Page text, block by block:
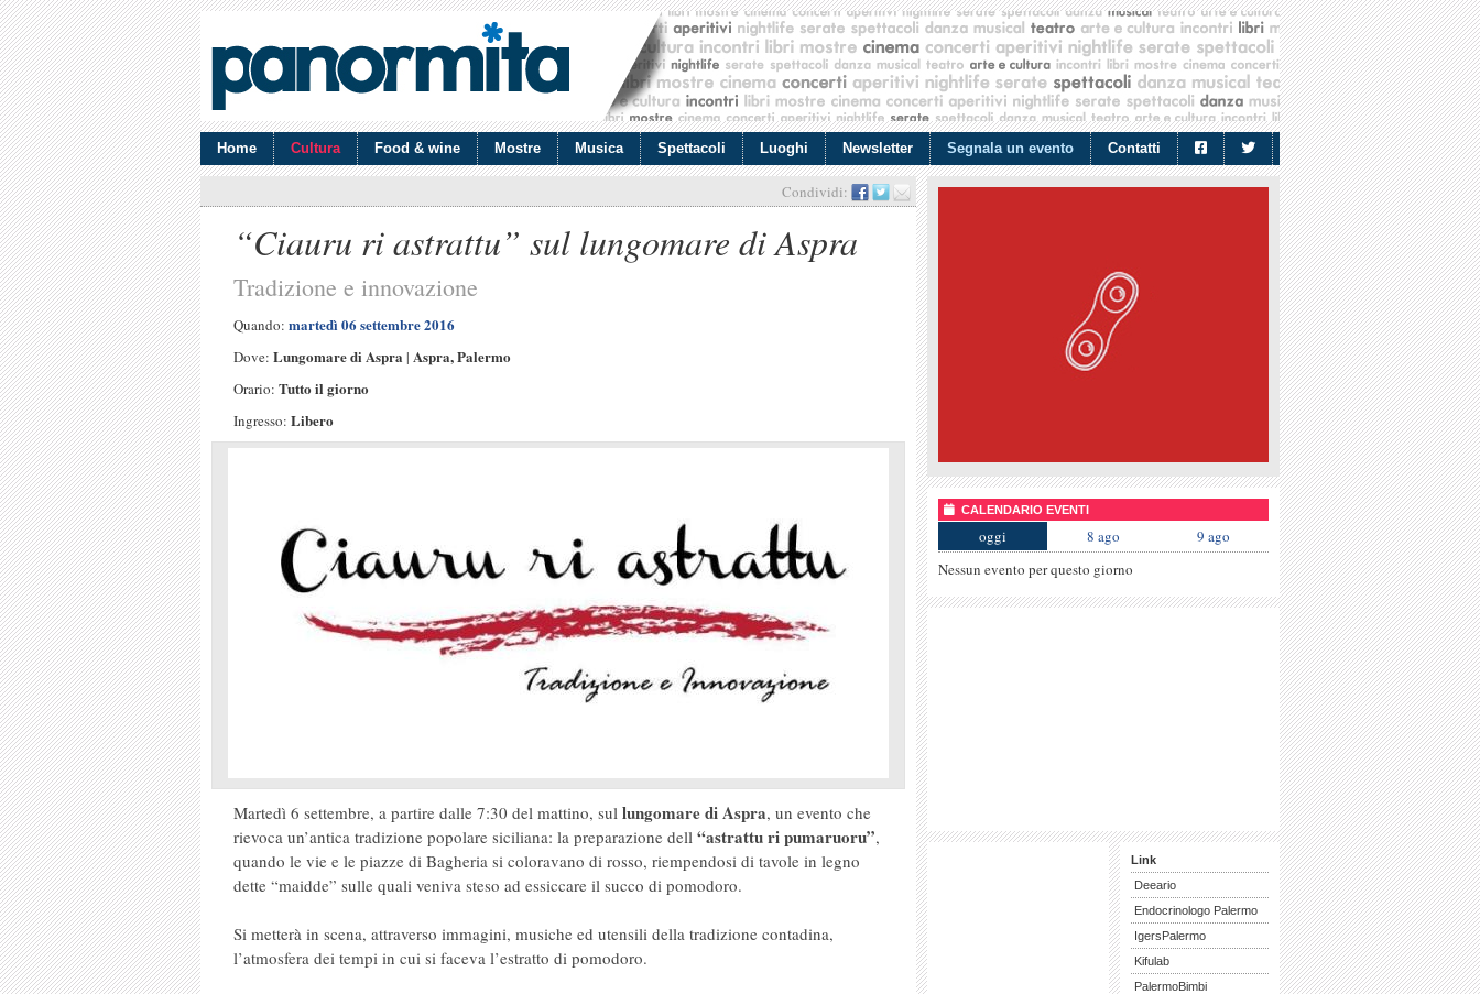
Home Cultura Food & wine Mostre Musica Spettacoli Luoghi Newsletter Segnala un evento Contatti
Condividi:
“Ciauru ri astrattu” sul lungomare di Aspra
Tradizione e innovazione
Quando: martedì 06 settembre 2016
Dove: Lungomare di Aspra | Aspra, Palermo
Orario: Tutto il giorno
Ingresso: Libero
Martedì 6 settembre, a partire dalle 7:30 del mattino, sul lungomare di Aspra, un evento che
rievoca un’antica tradizione popolare siciliana: la preparazione dell “astrattu ri pumaruoru”,
quando le vie e le piazze di Bagheria si coloravano di rosso, riempendosi di tavole in legno
dette “maidde” sulle quali veniva steso ad essiccare il succo di pomodoro.
Si metterà in scena, attraverso immagini, musiche ed utensili della tradizione contadina,
l’atmosfera dei tempi in cui si faceva l’estratto di pomodoro.
CALENDARIO EVENTI
oggi 8 ago
9 ago
Nessun evento per questo giorno
Link
Deeario
Endocrinologo Palermo
IgersPalermo
Kifulab
PalermoBimbi